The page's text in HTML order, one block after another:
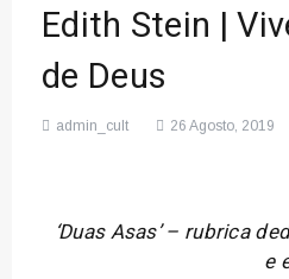
Edith Stein |
de Deus
admin_cult 26 Agosto, 2019
‘Duas Asas’ – rubrica
e